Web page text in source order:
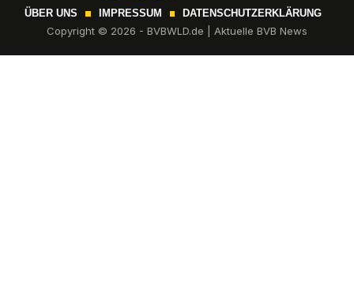
ÜBER UNS IMPRESSUM DATENSCHUTZERKLÄRUNG
Copyright © 2026 - BVBWLD.de | Aktuelle BVB News